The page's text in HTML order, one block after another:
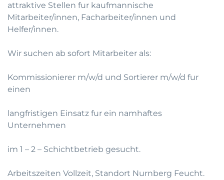
attraktive Stellen fur kaufmannische
Mitarbeiter/innen, Facharbeiter/innen und
Helfer/innen.
Wir suchen ab sofort Mitarbeiter als:
Kommissionierer m/w/d und Sortierer m/w/d fur
einen
langfristigen Einsatz fur ein namhaftes
Unternehmen
im 1 – 2 – Schichtbetrieb gesucht.
Arbeitszeiten Vollzeit, Standort Nurnberg Feucht.